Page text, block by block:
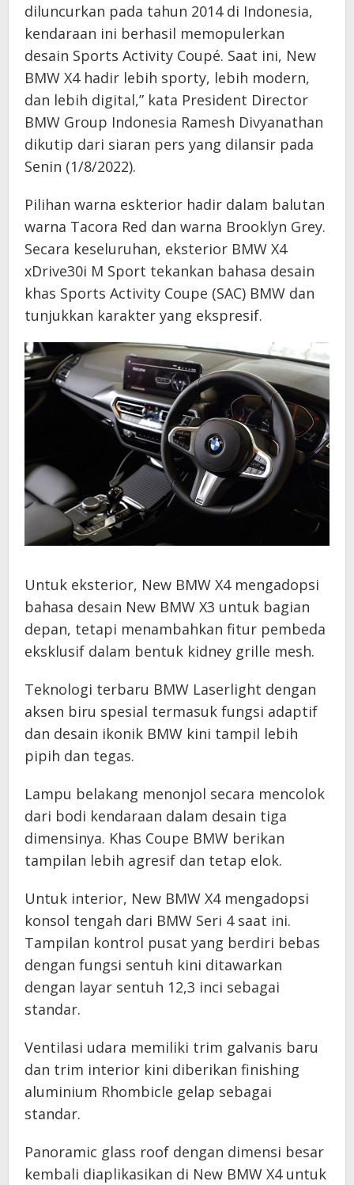
diluncurkan pada tahun 2014 di Indonesia,
kendaraan ini berhasil memopulerkan
desain Sports Activity Coupé. Saat ini, New
BMW X4 hadir lebih sporty, lebih modern,
dan lebih digital,” kata President Director
BMW Group Indonesia Ramesh Divyanathan
dikutip dari siaran pers yang dilansir pada
Senin (1/8/2022).
Pilihan warna eskterior hadir dalam balutan
warna Tacora Red dan warna Brooklyn Grey.
Secara keseluruhan, eksterior BMW X4
xDrive30i M Sport tekankan bahasa desain
khas Sports Activity Coupe (SAC) BMW dan
tunjukkan karakter yang ekspresif.
Untuk eksterior, New BMW X4 mengadopsi
bahasa desain New BMW X3 untuk bagian
depan, tetapi menambahkan fitur pembeda
eksklusif dalam bentuk kidney grille mesh.
Teknologi terbaru BMW Laserlight dengan
aksen biru spesial termasuk fungsi adaptif
dan desain ikonik BMW kini tampil lebih
pipih dan tegas.
Lampu belakang menonjol secara mencolok
dari bodi kendaraan dalam desain tiga
dimensinya. Khas Coupe BMW berikan
tampilan lebih agresif dan tetap elok.
Untuk interior, New BMW X4 mengadopsi
konsol tengah dari BMW Seri 4 saat ini.
Tampilan kontrol pusat yang berdiri bebas
dengan fungsi sentuh kini ditawarkan
dengan layar sentuh 12,3 inci sebagai
standar.
Ventilasi udara memiliki trim galvanis baru
dan trim interior kini diberikan finishing
aluminium Rhombicle gelap sebagai
standar.
Panoramic glass roof dengan dimensi besar
kembali diaplikasikan di New BMW X4 untuk